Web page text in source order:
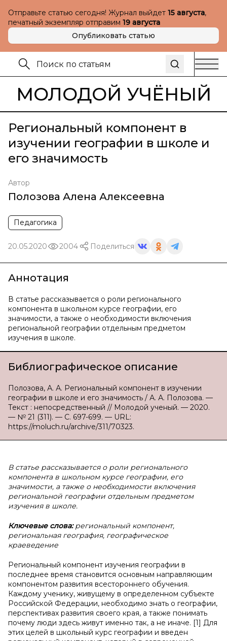
Отправьте статью сегодня! Журнал выйдет 15 августа,
печатный экземпляр отправим 19 августа
Опубликовать статью
МОЛОДОЙ УЧЁНЫЙ
Региональный компонент в
изучении географии в школе и
его значимость
Автор
Полозова Алена Алексеевна
Педагогика
20.05.2020 2004 Поделиться
Аннотация
В статье рассказывается о роли регионального
компонента в школьном курсе географии, его
значимости, а также о необходимости включения
региональной географии отдельным предметом
изучения в школе.
Библиографическое описание
Полозова, А. А. Региональный компонент в изучении
географии в школе и его значимость / А. А. Полозова. —
Текст : непосредственный // Молодой ученый. — 2020.
— № 21 (311). — С. 697-699. — URL:
https://moluch.ru/archive/311/70323.
В статье рассказывается о роли регионального
компонента в школьном курсе географии, его
значимости, а также о необходимости включения
региональной географии отдельным предметом
изучения в школе.
Ключевые слова:региональный компонент,
региональная география, географическое
краеведение
Региональный компонент изучения географии в
последнее время становится основным направляющим
компонентом развития всестороннего обучения.
Каждому ученику, живущему в определенном субъекте
Российской Федерации, необходимо знать о географии,
перспективах развития своего края, а также понимать
почему люди здесь живут именно так, а не иначе. [1] Для
этих целей в школьный курс географии и введен